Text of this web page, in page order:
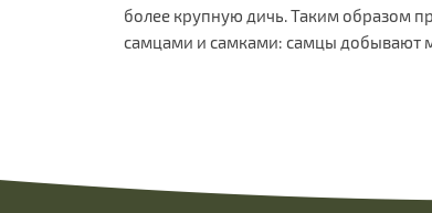
более крупную дичь. Таким образом
самцами и самками: самцы добывают